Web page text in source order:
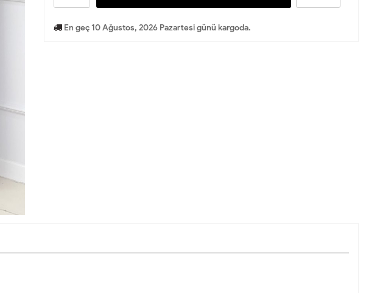
En geç 10 Ağustos, 2026 Pazartesi günü kargoda.